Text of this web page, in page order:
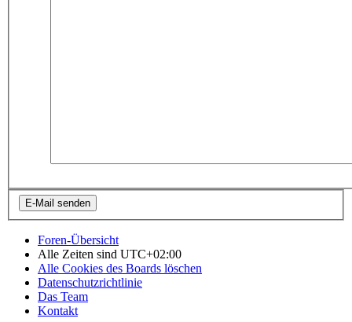
Foren-Übersicht
Alle Zeiten sind UTC+02:00
Alle Cookies des Boards löschen
Datenschutzrichtlinie
Das Team
Kontakt